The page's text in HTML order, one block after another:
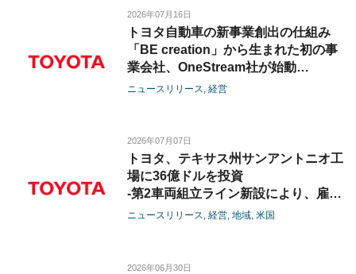
2026年07月16日
トヨタ自動車の新事業創出の仕組み
「BE creation」から生まれた初の事
業会社、OneStream社が始動
-OneStream社への3社の資本参画に
ニュースリリース 経営
2026年07月07日
トヨタ、テキサス州サンアントニオ工
場に36億ドルを投資
-第2車両組立ライン新設により、雇用
創出と生産能力拡大を推進-
ニュースリリース 経営 地域 米国
2026年06月30日